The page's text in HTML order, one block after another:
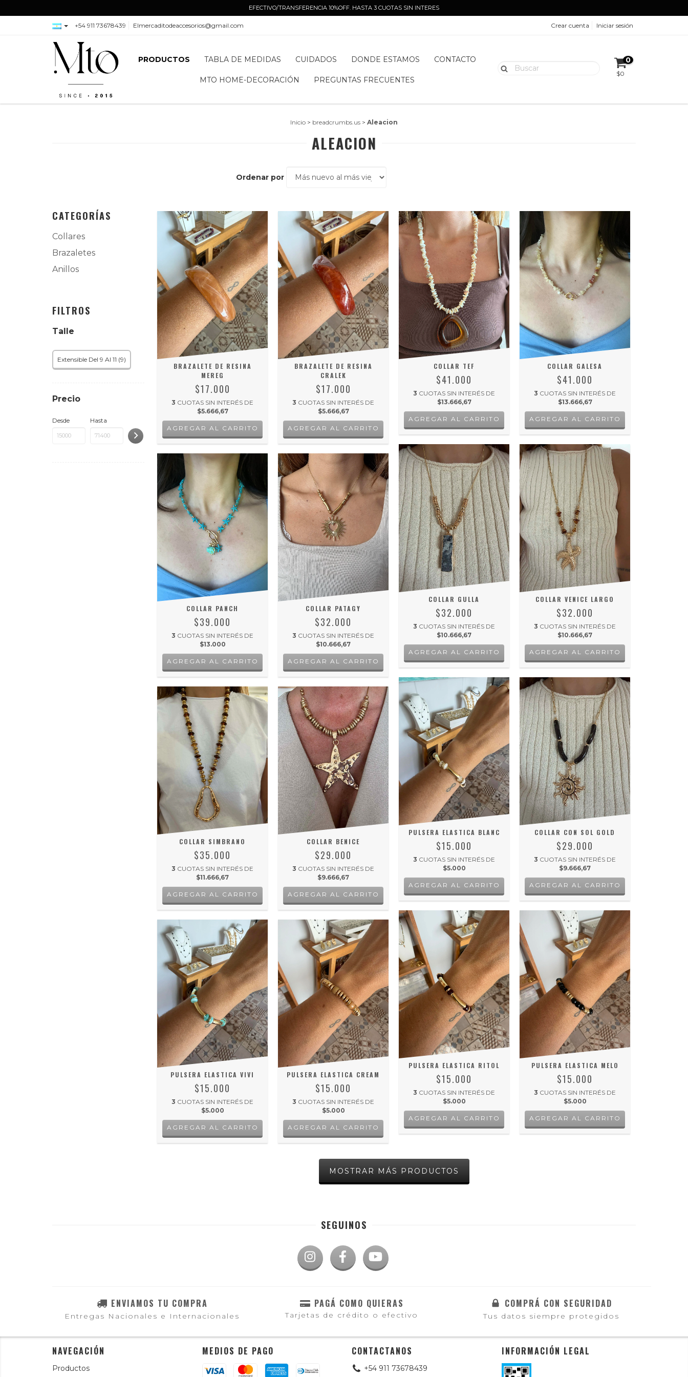
EFECTIVO/TRANSFERENCIA 10%OFF. HASTA 3 CUOTAS SIN INTERES
+54 911 73678439 Elmercaditodeaccesorios@gmail.com Crear cuenta Iniciar sesión
PRODUCTOS TABLA DE MEDIDAS CUIDADOS DONDE ESTAMOS CONTACTO
MTO HOME-DECORACIÓN PREGUNTAS FRECUENTES
0
$0
Inicio > breadcrumbs.us > Aleacion
ALEACION
Ordenar por
CATEGORÍAS
Collares
Brazaletes
Anillos
FILTROS
Talle
Extensible Del 9 Al 11 (9)
Precio
Desde Hasta
BRAZALETE DE RESINA
MEREG
$17.000
3 CUOTAS SIN INTERÉS DE
$5.666,67
BRAZALETE DE RESINA
CRALEK
$17.000
3 CUOTAS SIN INTERÉS DE
$5.666,67
COLLAR TEF
$41.000
3 CUOTAS SIN INTERÉS DE
$13.666,67
COLLAR GALESA
$41.000
3 CUOTAS SIN INTERÉS DE
$13.666,67
COLLAR PANCH
$39.000
3 CUOTAS SIN INTERÉS DE
$13.000
COLLAR PATAGY
$32.000
3 CUOTAS SIN INTERÉS DE
$10.666,67
COLLAR GULLA
$32.000
3 CUOTAS SIN INTERÉS DE
$10.666,67
COLLAR VENICE LARGO
$32.000
3 CUOTAS SIN INTERÉS DE
$10.666,67
COLLAR SIMBRANO
$35.000
3 CUOTAS SIN INTERÉS DE
$11.666,67
COLLAR BENICE
$29.000
3 CUOTAS SIN INTERÉS DE
$9.666,67
PULSERA ELASTICA BLANC
$15.000
3 CUOTAS SIN INTERÉS DE
$5.000
COLLAR CON SOL GOLD
$29.000
3 CUOTAS SIN INTERÉS DE
$9.666,67
PULSERA ELASTICA VIVI
$15.000
3 CUOTAS SIN INTERÉS DE
$5.000
PULSERA ELASTICA CREAM
$15.000
3 CUOTAS SIN INTERÉS DE
$5.000
PULSERA ELASTICA RITOL
$15.000
3 CUOTAS SIN INTERÉS DE
$5.000
PULSERA ELASTICA MELO
$15.000
3 CUOTAS SIN INTERÉS DE
$5.000
MOSTRAR MÁS PRODUCTOS
SEGUINOS
ENVIAMOS TU COMPRA
Entregas Nacionales e Internacionales
PAGÁ COMO QUIERAS
Tarjetas de crédito o efectivo
COMPRÁ CON SEGURIDAD
Tus datos siempre protegidos
NAVEGACIÓN
Productos
MEDIOS DE PAGO CONTACTANOS
+54 911 73678439
INFORMACIÓN LEGAL